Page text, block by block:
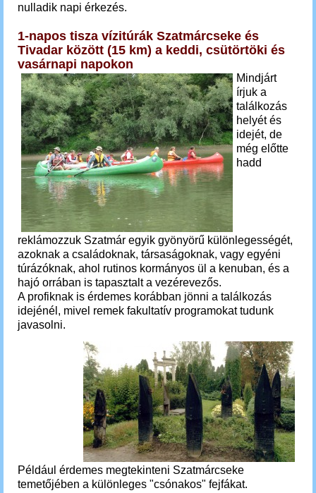
nulladik napi érkezés.
1-napos tisza vízitúrák Szatmárcseke és
Tivadar között (15 km) a keddi, csütörtöki és
vasárnapi napokon
Mindjárt
írjuk a
találkozás
helyét és
idejét, de
még előtte
hadd
reklámozzuk Szatmár egyik gyönyörű különlegességét,
azoknak a családoknak, társaságoknak, vagy egyéni
túrázóknak, ahol rutinos kormányos ül a kenuban, és a
hajó orrában is tapasztalt a vezérevezős.
A profiknak is érdemes korábban jönni a találkozás
idejénél, mivel remek fakultatív programokat tudunk
javasolni.
Például érdemes megtekinteni Szatmárcseke
temetőjében a különleges "csónakos" fejfákat.